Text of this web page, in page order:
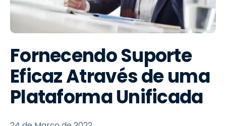
Fornecendo Suporte
Eficaz Através de uma
Plataforma Unificada